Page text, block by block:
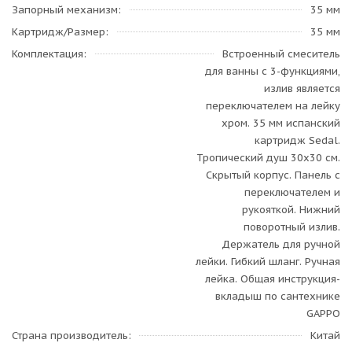
Запорный механизм
35 мм
Картридж/Размер
35 мм
Комплектация
Встроенный смеситель
для ванны с 3-функциями,
излив является
переключателем на лейку
хром. 35 мм испанский
картридж Sedal.
Тропический душ 30х30 см.
Скрытый корпус. Панель с
переключателем и
рукояткой. Нижний
поворотный излив.
Держатель для ручной
лейки. Гибкий шланг. Ручная
лейка. Общая инструкция-
вкладыш по сантехнике
GAPPO
Страна производитель
Китай